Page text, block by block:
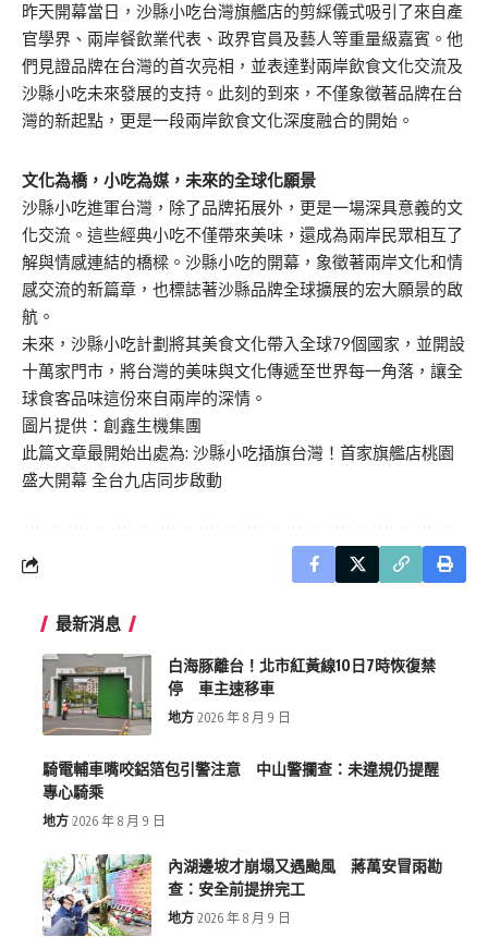
昨天開幕當日，沙縣小吃台灣旗艦店的剪綵儀式吸引了來自產
官學界、兩岸餐飲業代表、政界官員及藝人等重量級嘉賓。他
們見證品牌在台灣的首次亮相，並表達對兩岸飲食文化交流及
沙縣小吃未來發展的支持。此刻的到來，不僅象徵著品牌在台
灣的新起點，更是一段兩岸飲食文化深度融合的開始。
文化為橋，小吃為媒，未來的全球化願景
沙縣小吃進軍台灣，除了品牌拓展外，更是一場深具意義的文
化交流。這些經典小吃不僅帶來美味，還成為兩岸民眾相互了
解與情感連結的橋樑。沙縣小吃的開幕，象徵著兩岸文化和情
感交流的新篇章，也標誌著沙縣品牌全球擴展的宏大願景的啟
航。
未來，沙縣小吃計劃將其美食文化帶入全球79個國家，並開設
十萬家門市，將台灣的美味與文化傳遞至世界每一角落，讓全
球食客品味這份來自兩岸的深情。
圖片提供：創鑫生機集團
此篇文章最開始出處為: 沙縣小吃插旗台灣！首家旗艦店桃園
盛大開幕 全台九店同步啟動
最新消息
白海豚離台！北市紅黃線10日7時恢復禁
停 車主速移車
地方 2026 年 8 月 9 日
騎電輔車嘴咬鋁箔包引警注意 中山警攔查：未違規仍提醒
專心騎乘
地方 2026 年 8 月 9 日
內湖邊坡才崩塌又遇颱風 蔣萬安冒雨勘
查：安全前提拚完工
地方 2026 年 8 月 9 日